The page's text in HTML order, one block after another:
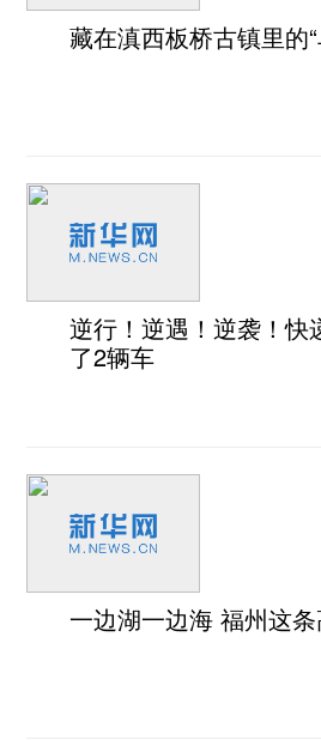
藏在滇西板桥古镇里的
逆行！逆遇！逆袭！快
了2辆车
一边湖一边海 福州这